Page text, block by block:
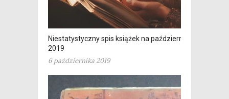
Niestatystyczny spis książek na październik
2019
6 października 2019